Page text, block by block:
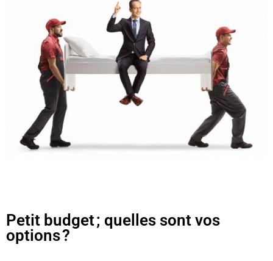
Petit budget ; quelles sont vos
options ?